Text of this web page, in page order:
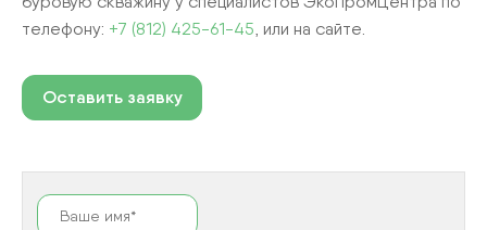
телефону: +7 (812) 425-61-45 , или на сайте.
Оставить заявку